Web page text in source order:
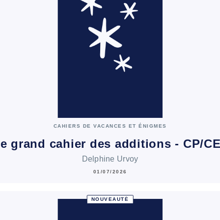
CAHIERS DE VACANCES ET ÉNIGMES
grand cahier des additions - CP/
Delphine Urvoy
01/07/2026
NOUVEAUTÉ